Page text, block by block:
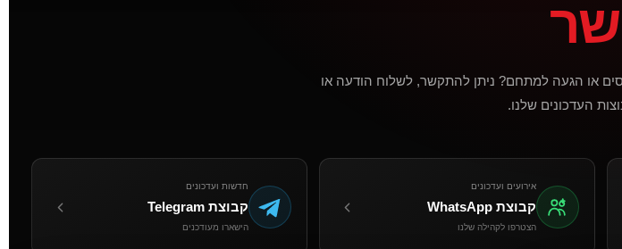
או הגעה למתחם? ניתן להתקשר, לשלוח הודעה או
העדכונים שלנו.
אירועים ועדכונים
קבוצת WhatsApp
הצטרפו לקהילה שלנו
חדשות ועדכונים
קבוצת Telegram
הישארו מעודכנים